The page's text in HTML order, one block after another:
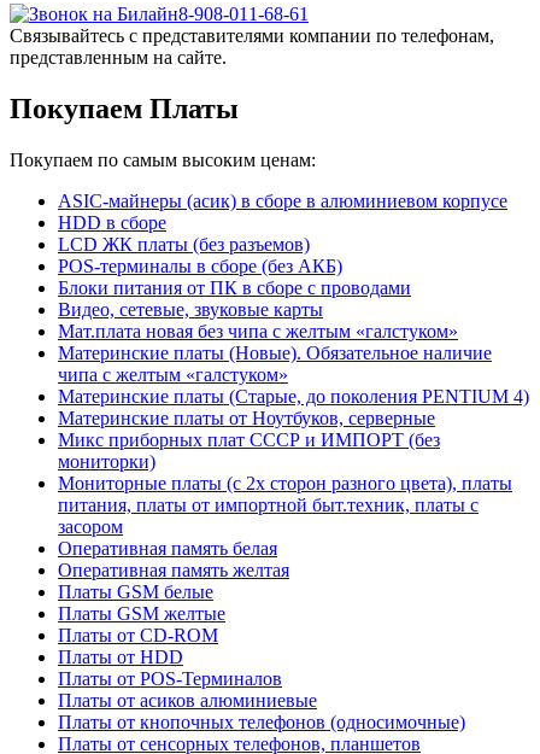
8-908-011-68-61
Связывайтесь с представителями компании по телефонам,
представленным на сайте.
Покупаем Платы
Покупаем по самым высоким ценам:
ASIC-майнеры (асик) в сборе в алюминиевом корпусе
HDD в сборе
LCD ЖК платы (без разъемов)
POS-терминалы в сборе (без АКБ)
Блоки питания от ПК в сборе с проводами
Видео, сетевые, звуковые карты
Мат.плата новая без чипа с желтым «галстуком»
Материнские платы (Новые). Обязательное наличие
чипа с желтым «галстуком»
Материнские платы (Старые, до поколения PENTIUM 4)
Материнские платы от Ноутбуков, серверные
Микс приборных плат СССР и ИМПОРТ (без
мониторки)
Мониторные платы (с 2х сторон разного цвета), платы
питания, платы от импортной быт.техник, платы с
засором
Оперативная память белая
Оперативная память желтая
Платы GSM белые
Платы GSM желтые
Платы от CD-ROM
Платы от HDD
Платы от POS-Терминалов
Платы от асиков алюминиевые
Платы от кнопочных телефонов (односимочные)
Платы от сенсорных телефонов, планшетов